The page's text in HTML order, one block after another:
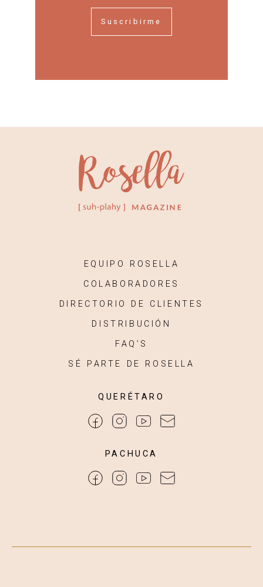
Suscribirme
EQUIPO ROSELLA
COLABORADORES
DIRECTORIO DE CLIENTES
DISTRIBUCIÓN
FAQ’S
SÉ PARTE DE ROSELLA
QUERÉTARO
PACHUCA